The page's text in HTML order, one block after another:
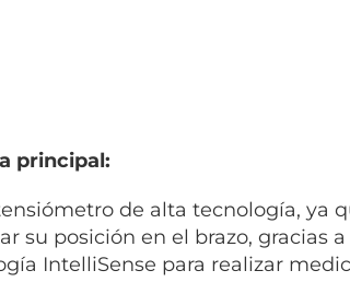
principal:
de alta tecnología, ya
su posición en el brazo, gracias
IntelliSense para realizar